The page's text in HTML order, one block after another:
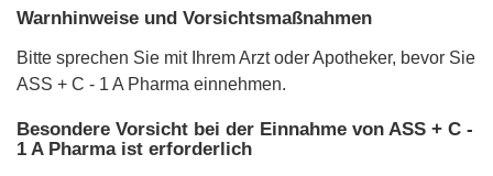
Warnhinweise und Vorsichtsmaßnahmen
Bitte sprechen Sie mit Ihrem Arzt oder Apotheker, bevor Sie
ASS + C - 1 A Pharma einnehmen.
Besondere Vorsicht bei der Einnahme von ASS + C -
1 A Pharma ist erforderlich